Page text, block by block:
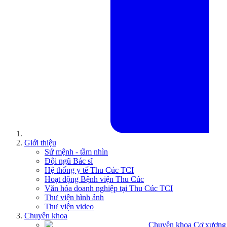
Giới thiệu
Sứ mệnh - tầm nhìn
Đội ngũ Bác sĩ
Hệ thống y tế Thu Cúc TCI
Hoạt động Bệnh viện Thu Cúc
Văn hóa doanh nghiệp tại Thu Cúc TCI
Thư viện hình ảnh
Thư viện video
Chuyên khoa
Chuyên khoa Cơ